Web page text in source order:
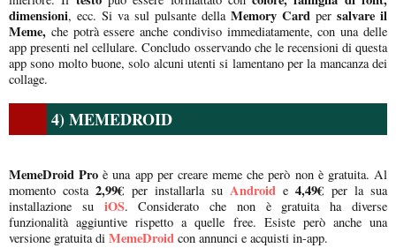
dimensioni, ecc. Si va sul pulsante dellaMemory Card per salvare il
Meme, che potrà essere anche condiviso immediatamente, con una delle
app presenti nel cellulare. Concludo osservando che le recensioni di questa
app sono molto buone, solo alcuni utenti si lamentano per la mancanza dei
collage.
4) MEMEDROID
MemeDroid Pro è una app per creare meme che però non è gratuita. Al
momento costa2,99€ per installarla suAndroid e 4,49€ per la sua
installazione su
iOS. Considerato che non è gratuita ha diverse
funzionalità aggiuntive rispetto a quelle free. Esiste però anche una
versione gratuita di MemeDroid con annunci e acquisti in-app.